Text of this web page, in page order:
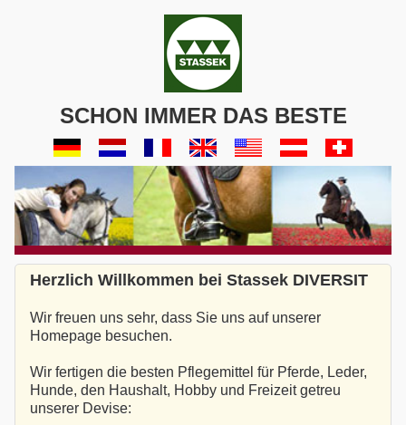
SCHON IMMER DAS BESTE
Herzlich Willkommen bei Stassek DIVERSIT
Wir freuen uns sehr, dass Sie uns auf unserer
Homepage besuchen.
Wir fertigen die besten Pflegemittel für Pferde, Leder,
Hunde, den Haushalt, Hobby und Freizeit getreu
unserer Devise: